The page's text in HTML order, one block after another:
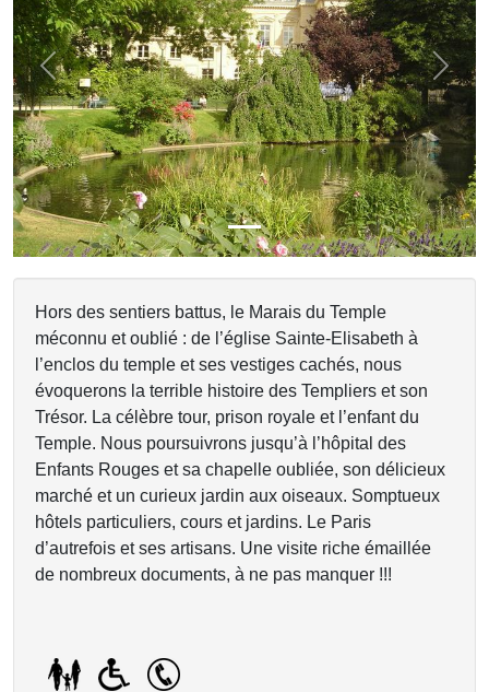
Previous Next
Hors des sentiers battus, le Marais du Temple
méconnu et oublié : de l’église Sainte-Elisabeth à
l’enclos du temple et ses vestiges cachés, nous
évoquerons la terrible histoire des Templiers et son
Trésor. La célèbre tour, prison royale et l’enfant du
Temple. Nous poursuivrons jusqu’à l’hôpital des
Enfants Rouges et sa chapelle oubliée, son délicieux
marché et un curieux jardin aux oiseaux. Somptueux
hôtels particuliers, cours et jardins. Le Paris
d’autrefois et ses artisans. Une visite riche émaillée
de nombreux documents, à ne pas manquer !!!